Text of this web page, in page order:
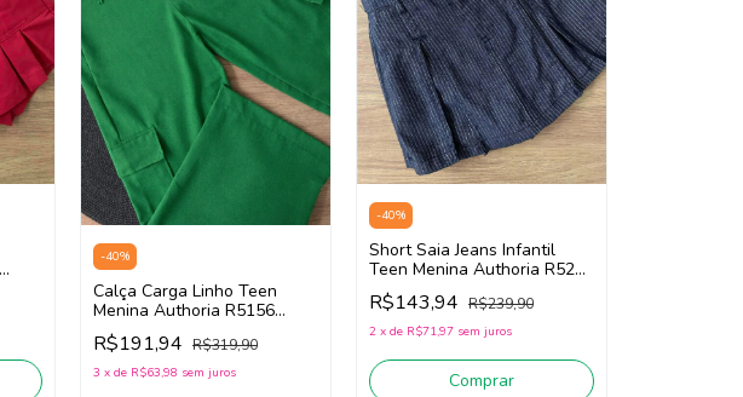
-40%
Calça Carga Linho Teen
Menina Authoria R5156
(Verde)
R$191,94 R$319,90
3 x de R$63,98 sem juros
-40%
Short Saia Jeans Infantil
Teen Menina Authoria R5203
(Jeans Escuro)
R$143,94 R$239,90
2 x de R$71,97 sem juros
Comprar